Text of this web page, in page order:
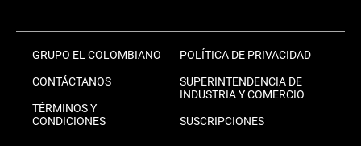
GRUPO EL COLOMBIANO
CONTÁCTANOS
TÉRMINOS Y
CONDICIONES
POLÍTICA DE PRIVACIDAD
SUPERINTENDENCIA DE
INDUSTRIA Y COMERCIO
SUSCRIPCIONES